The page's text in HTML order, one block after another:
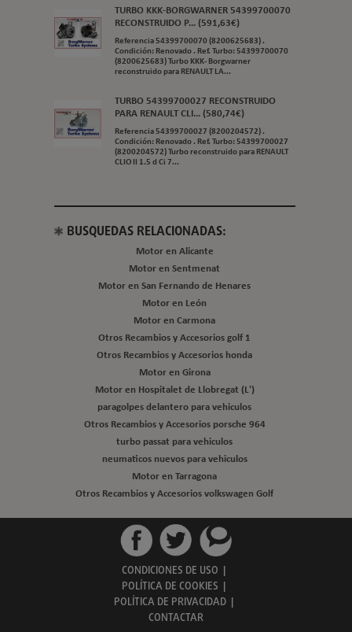
TURBO KKK-BORGWARNER 54399700070
RECONSTRUIDO P... (591,63€)
Referencia 54399700070 (8200625683) .
Condición: Renovado . Ref. Turbo: 54399700070
(8200625683) Turbo KKK- Borgwarner
reconstruido para RENAULT LA...
TURBO 54399700027 RECONSTRUIDO
PARA RENAULT CLI... (580,74€)
Referencia 54399700027 (8200204572) .
Condición: Renovado . Ref. Turbo: 54399700027
(8200204572) Turbo reconstruido para RENAULT
CLIO II 1.5 d Ci 7...
BUSQUEDAS RELACIONADAS:
Motor en Alicante
Motor en Sentmenat
Motor en San Fernando de Henares
Motor en León
Motor en Carmona
Otros Recambios y Accesorios golf 1
Otros Recambios y Accesorios honda
Motor en Girona
Motor en Hospitalet de Llobregat (L')
paragolpes delantero para vehiculos
Otros Recambios y Accesorios porsche 964
turbo passat para vehiculos
neumaticos nuevos para vehiculos
Motor en Tarragona
Otros Recambios y Accesorios volkswagen Golf
CONDICIONES DE USO |
POLÍTICA DE COOKIES |
POLÍTICA DE PRIVACIDAD |
CONTACTAR